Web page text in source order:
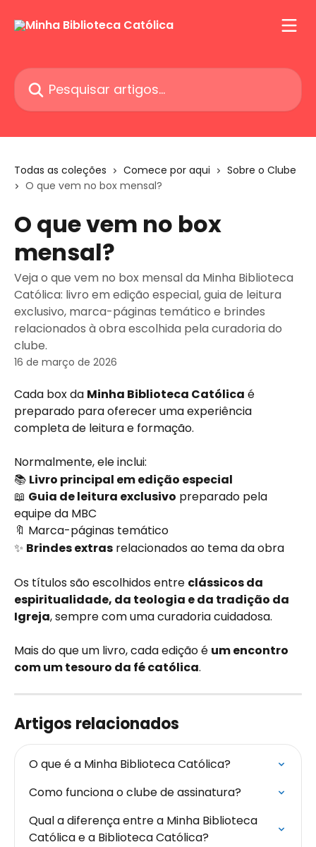
Pesquisar artigos...
Todas as coleções Comece por aqui
Sobre o Clube
O que vem no box mensal?
O que vem no box
mensal?
Veja o que vem no box mensal da Minha Biblioteca
Católica: livro em edição especial, guia de leitura
exclusivo, marca-páginas temático e brindes
relacionados à obra escolhida pela curadoria do
clube.
16 de março de 2026
Cada box da Minha Biblioteca Católica é
preparado para oferecer uma experiência
completa de leitura e formação.
Normalmente, ele inclui:
📚 Livro principal em edição especial
📖 Guia de leitura exclusivo preparado pela
equipe da MBC
🔖 Marca-páginas temático
✨ Brindes extras relacionados ao tema da obra
Os títulos são escolhidos entre clássicos da
espiritualidade, da teologia e da tradição da
Igreja, sempre com uma curadoria cuidadosa.
Mais do que um livro, cada edição é um encontro
com um tesouro da fé católica.
Artigos relacionados
O que é a Minha Biblioteca Católica?
Como funciona o clube de assinatura?
Qual a diferença entre a Minha Biblioteca
Católica e a Biblioteca Católica?